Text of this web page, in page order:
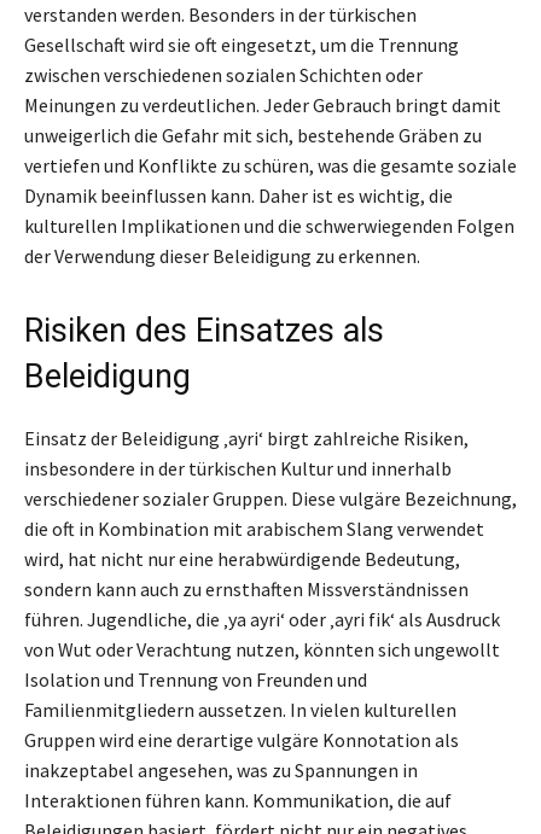
verstanden werden. Besonders in der türkischen
Gesellschaft wird sie oft eingesetzt, um die Trennung
zwischen verschiedenen sozialen Schichten oder
Meinungen zu verdeutlichen. Jeder Gebrauch bringt damit
unweigerlich die Gefahr mit sich, bestehende Gräben zu
vertiefen und Konflikte zu schüren, was die gesamte soziale
Dynamik beeinflussen kann. Daher ist es wichtig, die
kulturellen Implikationen und die schwerwiegenden Folgen
der Verwendung dieser Beleidigung zu erkennen.
Risiken des Einsatzes als
Beleidigung
Einsatz der Beleidigung ‚ayri‘ birgt zahlreiche Risiken,
insbesondere in der türkischen Kultur und innerhalb
verschiedener sozialer Gruppen. Diese vulgäre Bezeichnung,
die oft in Kombination mit arabischem Slang verwendet
wird, hat nicht nur eine herabwürdigende Bedeutung,
sondern kann auch zu ernsthaften Missverständnissen
führen. Jugendliche, die ‚ya ayri‘ oder ‚ayri fik‘ als Ausdruck
von Wut oder Verachtung nutzen, könnten sich ungewollt
Isolation und Trennung von Freunden und
Familienmitgliedern aussetzen. In vielen kulturellen
Gruppen wird eine derartige vulgäre Konnotation als
inakzeptabel angesehen, was zu Spannungen in
Interaktionen führen kann. Kommunikation, die auf